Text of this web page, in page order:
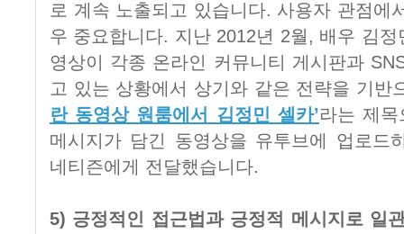
로 계속 노출되고 있습니다. 사용자 관점에
우 중요합니다. 지난 2012년 2월, 배우 김
영상이 각종 온라인 커뮤니티 게시판과
고 있는 상황에서 상기와 같은 전략을 기반
란 동영상 원룸에서 김정민 셀카’라는 제
메시지가 담긴 동영상을 유투브에 업로드
네티즌에게 전달했습니다.
5) 긍정적인 접근법과 긍정적 메시지로 일